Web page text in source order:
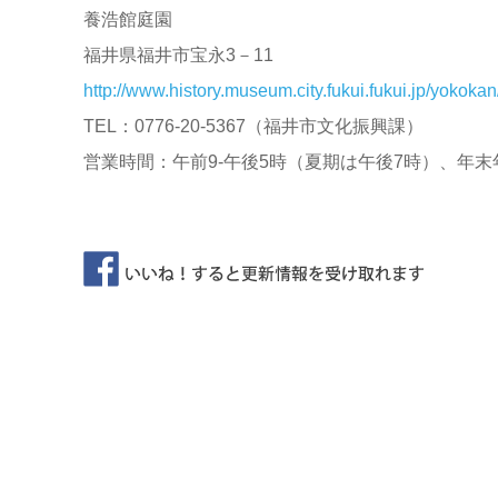
養浩館庭園
福井県福井市宝永3－11
http://www.history.museum.city.fukui.fukui.jp/
TEL：0776-20-5367（福井市文化振興課）
営業時間：午前9-午後5時（夏期は午後7時）、年末